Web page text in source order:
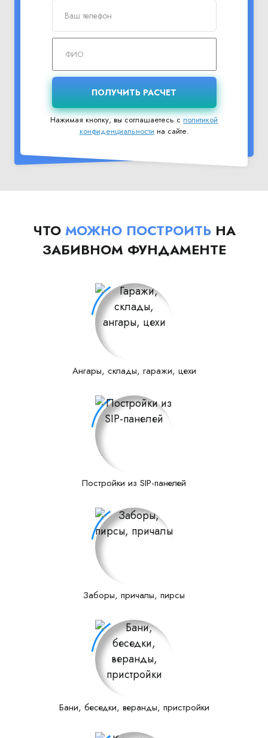
Нажимая кнопку, вы соглашаетесь сполитикой
конфиденциальности на сайте.
ЧТО МОЖНО ПОСТРОИТЬНА
ЗАБИВНОМ ФУНДАМЕНТЕ
Ангары, склады, гаражи, цехи
Постройки из SIP-панелей
Заборы, причалы, пирсы
Бани, беседки, веранды, пристройки